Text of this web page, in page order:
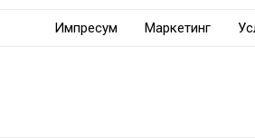
Импресум Маркетинг